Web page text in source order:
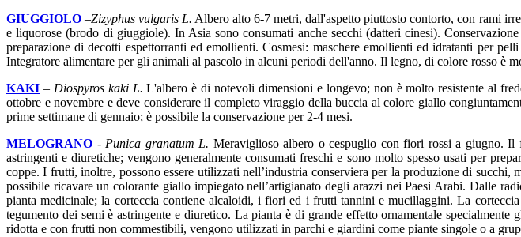
GIUGGIOLO –Zizyphus vulgaris L. Albero alto 6-7 metri, dall'aspetto piuttosto contorto, con rami
e liquorose (brodo di giuggiole). In Asia sono consumati anche secchi (datteri cinesi).
preparazione di decotti espettorranti ed emollienti. Cosmesi: maschere emollienti ed idratanti per
Integratore alimentare per gli animali al pascolo in alcuni periodi dell'anno. Il legno, di colore rosso è
KAKI – Diospyros kaki L. L'albero è di notevoli dimensioni e longevo; non è molto resistente al
ottobre e novembre e deve considerare il completo viraggio della buccia al colore giallo
prime settimane di gennaio; è possibile la conservazione per 2-4 mesi.
MELOGRANO - Punica granatum L. Meraviglioso albero o cespuglio con fiori rossi a giugno. Il
astringenti e diuretiche; vengono generalmente consumati freschi e sono molto spesso usati per
coppe. I frutti, inoltre, possono essere utilizzati nell’industria conserviera per la produzione di
possibile ricavare un colorante giallo impiegato nell’artigianato degli arazzi nei Paesi Arabi. Dalle
pianta medicinale; la corteccia contiene alcaloidi, i fiori ed i frutti tannini e mucillaggini. La
tegumento dei semi è astringente e diuretico. La pianta è di grande effetto ornamentale
ridotta e con frutti non commestibili, vengono utilizzati in parchi e giardini come piante singole o a